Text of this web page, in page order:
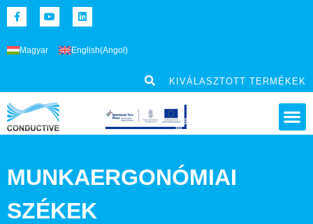
Magyar English(Angol )
KIVÁLASZTOTT TERMÉKEK
MUNKAERGONÓMIAI
SZÉKEK